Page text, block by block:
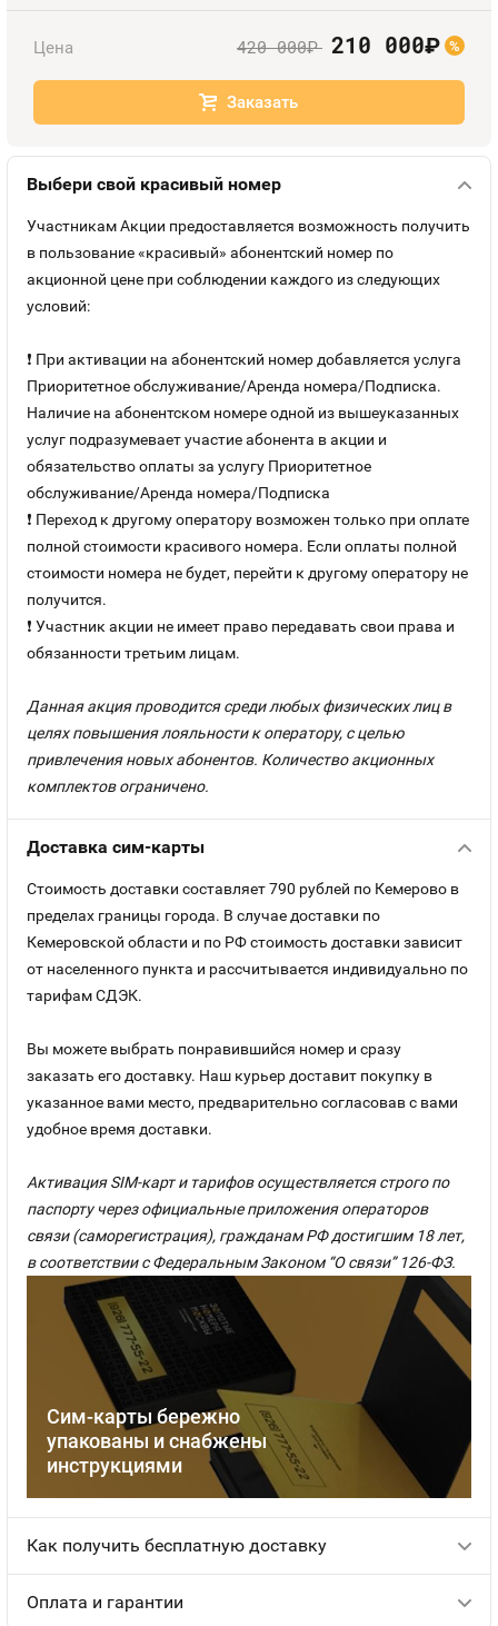
Номера
Контакты
Цена 420 000руб. 210 000руб. %
Заказать
Выбери свой красивый номер
Участникам Акции предоставляется возможность получить
в пользование «красивый» абонентский номер по
акционной цене при соблюдении каждого из следующих
условий:
❗ При активации на абонентский номер добавляется услуга
Приоритетное обслуживание/Аренда номера/Подписка.
Наличие на абонентском номере одной из вышеуказанных
услуг подразумевает участие абонента в акции и
обязательство оплаты за услугу Приоритетное
обслуживание/Аренда номера/Подписка
❗ Переход к другому оператору возможен только при оплате
полной стоимости красивого номера. Если оплаты полной
стоимости номера не будет, перейти к другому оператору не
получится.
❗ Участник акции не имеет право передавать свои права и
обязанности третьим лицам.
Данная акция проводится среди любых физических лиц в
целях повышения лояльности к оператору, с целью
привлечения новых абонентов. Количество акционных
комплектов ограничено.
Доставка сим-карты
Сим-карты бережно
упакованы и снабжены
инструкциями
Стоимость доставки составляет 790 рублей по Кемерово в
пределах границы города. В случае доставки по
Кемеровской области и по РФ стоимость доставки зависит
от населенного пункта и рассчитывается индивидуально по
тарифам СДЭК.
Вы можете выбрать понравившийся номер и сразу
заказать его доставку. Наш курьер доставит покупку в
указанное вами место, предварительно согласовав с вами
удобное время доставки.
Активация SIM-карт и тарифов осуществляется строго по
паспорту через официальные приложения операторов
связи (саморегистрация), гражданам РФ достигшим 18 лет,
в соответствии с Федеральным Законом “О связи” 126-ФЗ.
Как получить бесплатную доставку
Оплата и гарантии